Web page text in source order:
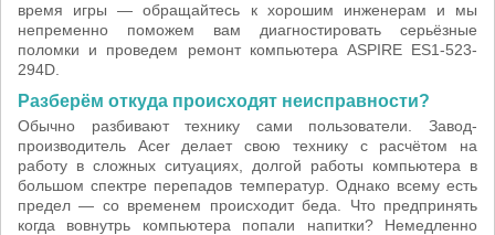
время игры — обращайтесь к хорошим инженерам и мы
непременно поможем вам диагностировать серьёзные
поломки и проведем ремонт компьютера ASPIRE ES1-523-
294D.
Разберём откуда происходят неисправности?
Обычно разбивают технику сами пользователи. Завод-
производитель Acer делает свою технику с расчётом на
работу в сложных ситуациях, долгой работы компьютера в
большом спектре перепадов температур. Однако всему есть
предел — со временем происходит беда. Что предпринять
когда вовнутрь компьютера попали напитки? Немедленно